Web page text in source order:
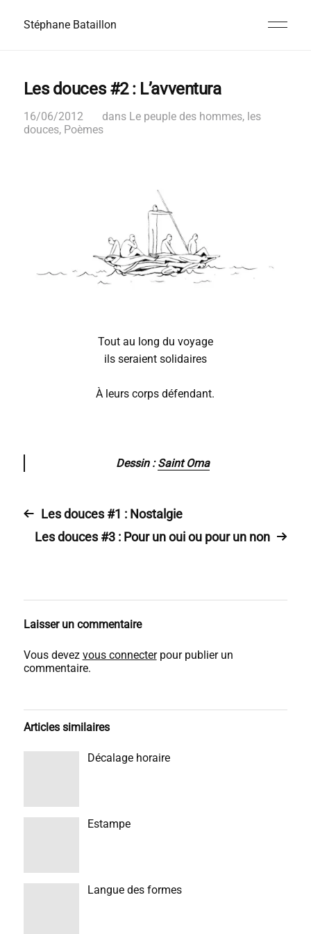
Stéphane Bataillon
Les douces #2 : L’avventura
16/06/2012 dans Le peuple des hommes, les
douces, Poèmes
Tout au long du voyage
ils seraient solidaires
À leurs corps défendant.
Dessin :Saint Oma
Les douces #1 : Nostalgie
Les douces #3 : Pour un oui ou pour un non
Laisser un commentaire
Vous devez vous connecterpour publier un
commentaire.
Articles similaires
Décalage horaire
Estampe
Langue des formes